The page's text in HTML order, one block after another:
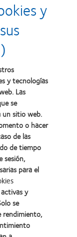
y
y tecnologías
Las
se
un sitio web.
o hacer
de las
de tiempo
sesión,
para el
y
se
rendimiento,